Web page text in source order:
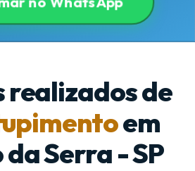
realizados de
em
Serra - SP